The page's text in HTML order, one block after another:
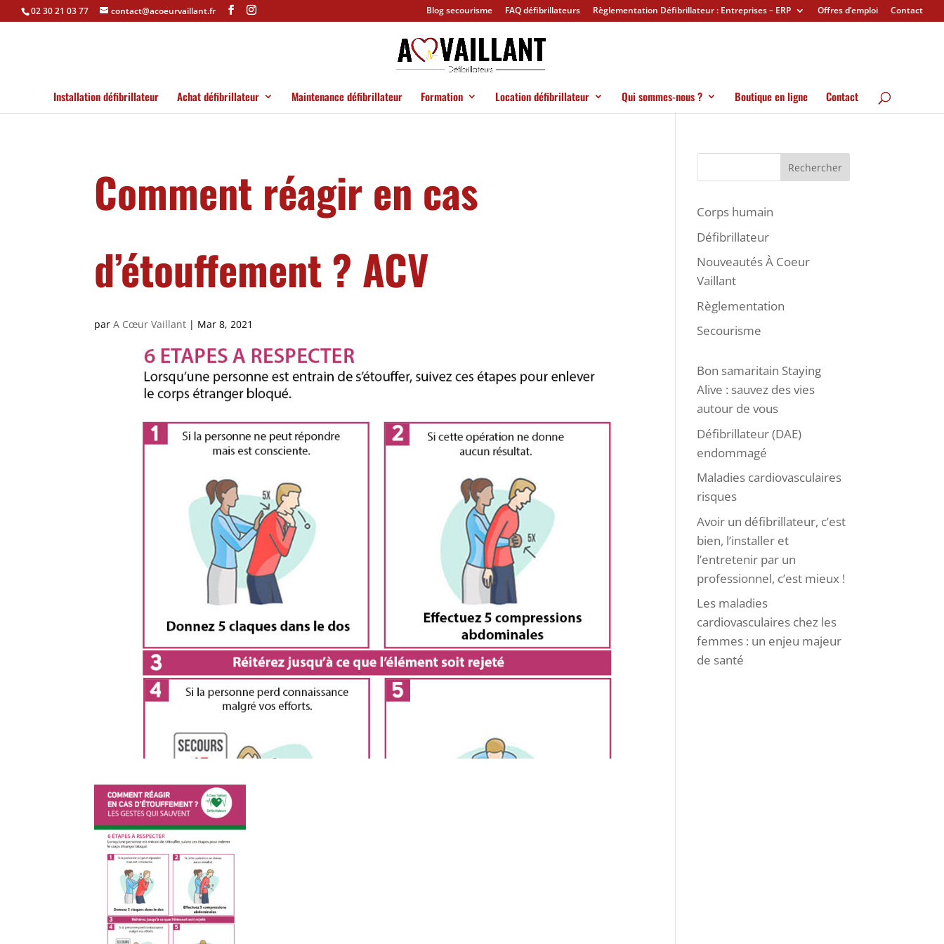
02 30 21 03 77 contact@acoeurvaillant.fr Blog secourisme FAQ défibrillateurs Règlementation Défibrillateur : Entreprises – ERP Offres d’emploi Contact
Installation défibrillateur Achat défibrillateur Maintenance défibrillateur Formation Location défibrillateur Qui sommes-nous ? Boutique en ligne Contact
Comment réagir en cas
d’étouffement ? ACV
parA Cœur Vaillant | Mar 8, 2021
Rechercher
Corps humain
Défibrillateur
Nouveautés À Coeur
Vaillant
Règlementation
Secourisme
Bon samaritain Staying
Alive : sauvez des vies
autour de vous
Défibrillateur (DAE)
endommagé
Maladies cardiovasculaires
risques
Avoir un défibrillateur, c’est
bien, l’installer et
l’entretenir par un
professionnel, c’est mieux !
Les maladies
cardiovasculaires chez les
femmes : un enjeu majeur
de santé
Panneau de gestion des cookies